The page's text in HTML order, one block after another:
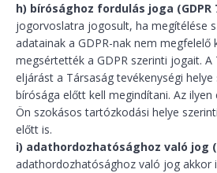
h) bírósághoz fordulás joga (GDPR
jogorvoslatra jogosult, ha megítélése
adatainak a GDPR-nak nem megfelelő
megsértették a GDPR szerinti jogait. A
eljárást a Társaság tevékenységi
bírósága előtt kell megindítani. Az
Ön szokásos tartózkodási helye
előtt is.
i) adathordozhatósághoz való jog
adathordozhatósághoz való jog akkor